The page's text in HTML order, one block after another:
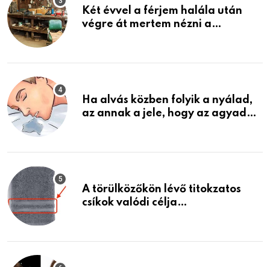
Két évvel a férjem halála után
végre át mertem nézni a
életemet
Ha alvás közben folyik a nyálad,
az annak a jele, hogy az agyad…
A törülközőkön lévő titokzatos
csíkok valódi célja…